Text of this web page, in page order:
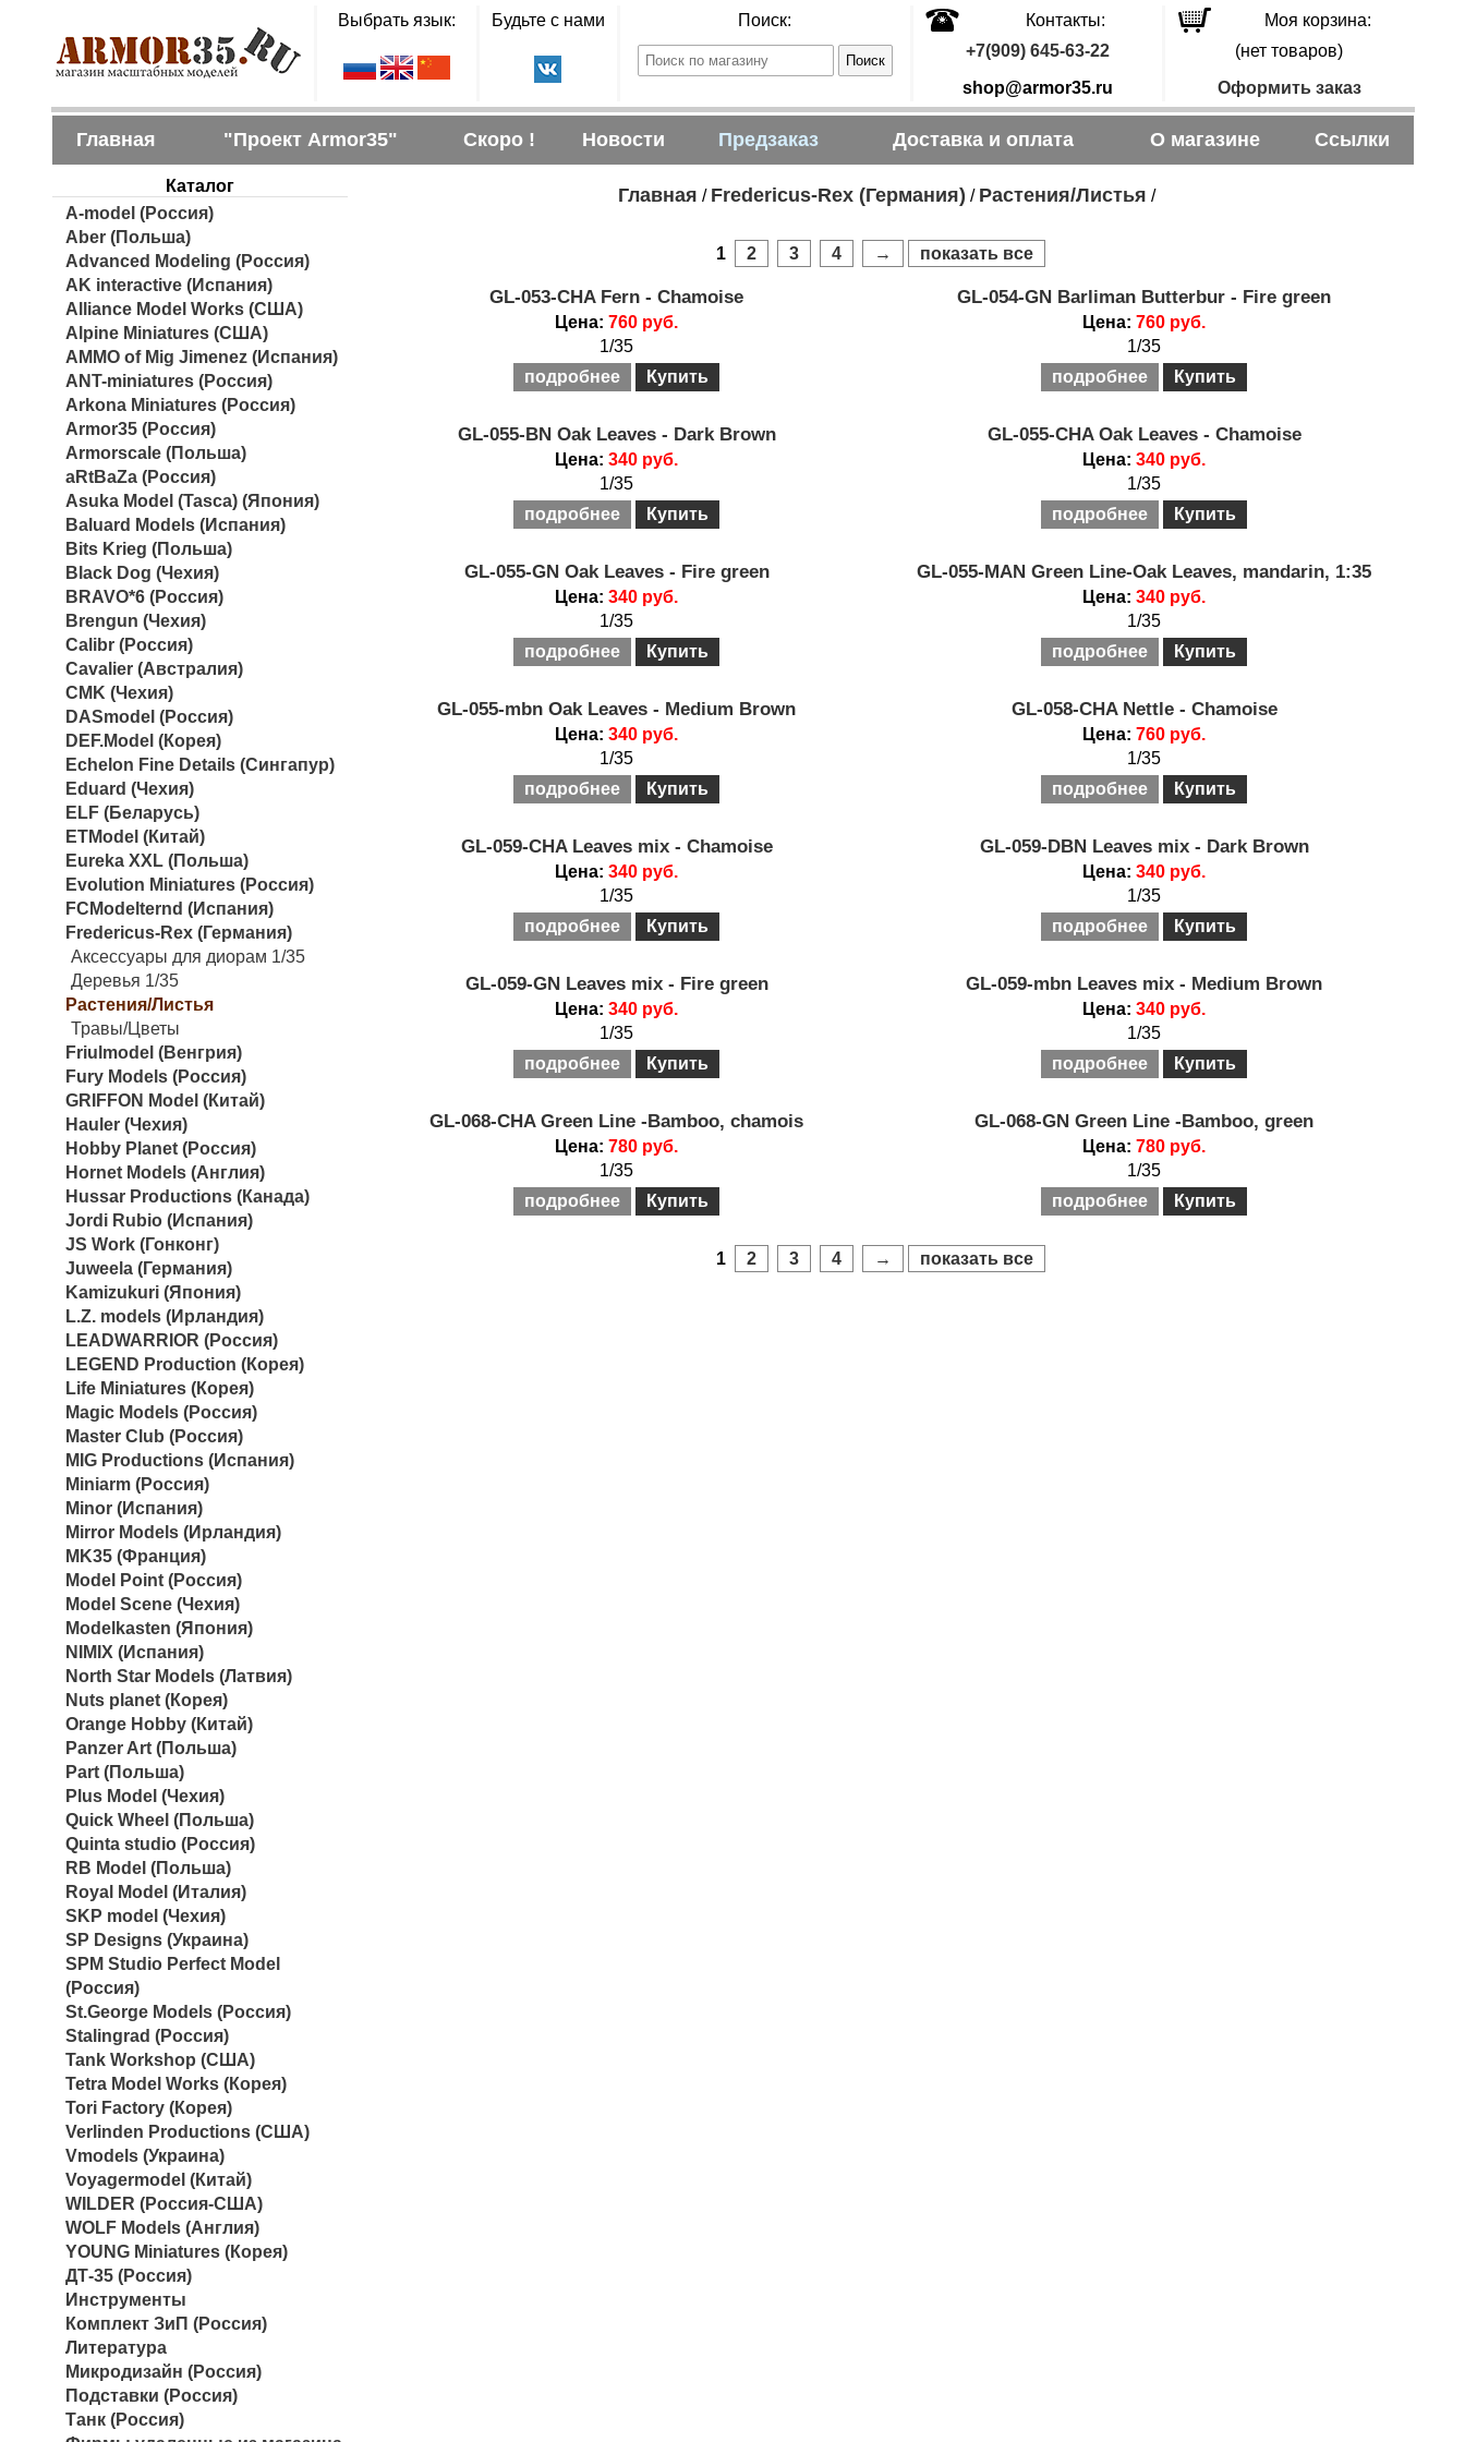
Выбрать язык: Будьте с нами Поиск: Контакты:
Моя корзина:
+7(909) 645-63-22
shop@armor35.ru
(нет товаров)
Оформить заказ
Главная "Проект Armor35" Скоро ! Новости Предзаказ Доставка и оплата О магазине Ссылки
Каталог
A-model (Россия)
Aber (Польша)
Advanced Modeling (Россия)
AK interactive (Испания)
Alliance Model Works (США)
Alpine Miniatures (США)
AMMO of Mig Jimenez (Испания)
ANT-miniatures (Россия)
Arkona Miniatures (Россия)
Armor35 (Россия)
Armorscale (Польша)
aRtBaZa (Россия)
Asuka Model (Tasca) (Япония)
Baluard Models (Испания)
Bits Krieg (Польша)
Black Dog (Чехия)
BRAVO*6 (Россия)
Brengun (Чехия)
Calibr (Россия)
Cavalier (Австралия)
CMK (Чехия)
DASmodel (Россия)
DEF.Model (Корея)
Echelon Fine Details (Сингапур)
Eduard (Чехия)
ELF (Беларусь)
ETModel (Китай)
Eureka XXL (Польша)
Evolution Miniatures (Россия)
FCModelternd (Испания)
Fredericus-Rex (Германия)
Аксессуары для диорам 1/35
Деревья 1/35
Растения/Листья
Травы/Цветы
Friulmodel (Венгрия)
Fury Models (Россия)
GRIFFON Model (Китай)
Hauler (Чехия)
Hobby Planet (Россия)
Hornet Models (Англия)
Hussar Productions (Канада)
Jordi Rubio (Испания)
JS Work (Гонконг)
Juweela (Германия)
Kamizukuri (Япония)
L.Z. models (Ирландия)
LEADWARRIOR (Россия)
LEGEND Production (Корея)
Life Miniatures (Корея)
Magic Models (Россия)
Master Club (Россия)
MIG Productions (Испания)
Miniarm (Россия)
Minor (Испания)
Mirror Models (Ирландия)
MK35 (Франция)
Model Point (Россия)
Model Scene (Чехия)
Modelkasten (Япония)
NIMIX (Испания)
North Star Models (Латвия)
Nuts planet (Корея)
Orange Hobby (Китай)
Panzer Art (Польша)
Part (Польша)
Plus Model (Чехия)
Quick Wheel (Польша)
Quinta studio (Россия)
RB Model (Польша)
Royal Model (Италия)
SKP model (Чехия)
SP Designs (Украина)
SPM Studio Perfect Model
(Россия)
St.George Models (Россия)
Stalingrad (Россия)
Tank Workshop (США)
Tetra Model Works (Корея)
Tori Factory (Корея)
Verlinden Productions (США)
Vmodels (Украина)
Voyagermodel (Китай)
WILDER (Россия-США)
WOLF Models (Англия)
YOUNG Miniatures (Корея)
ДТ-35 (Россия)
Инструменты
Комплект ЗиП (Россия)
Литература
Микродизайн (Россия)
Подставки (Россия)
Танк (Россия)
Главная / Fredericus-Rex (Германия) / Растения/Листья /
1 2 3 4 → показать все
GL-053-CHA Fern - Chamoise
Цена: 760 руб.
1/35
подробнее
Купить
GL-054-GN Barliman Butterbur - Fire green
Цена: 760 руб.
1/35
подробнее
Купить
GL-055-BN Oak Leaves - Dark Brown
Цена: 340 руб.
1/35
подробнее
Купить
GL-055-CHA Oak Leaves - Chamoise
Цена: 340 руб.
1/35
подробнее
Купить
GL-055-GN Oak Leaves - Fire green
Цена: 340 руб.
1/35
подробнее
Купить
GL-055-MAN Green Line-Oak Leaves, mandarin, 1:35
Цена: 340 руб.
1/35
подробнее
Купить
GL-055-mbn Oak Leaves - Medium Brown
Цена: 340 руб.
1/35
подробнее
Купить
GL-058-CHA Nettle - Chamoise
Цена: 760 руб.
1/35
подробнее
Купить
GL-059-CHA Leaves mix - Chamoise
Цена: 340 руб.
1/35
подробнее
Купить
GL-059-DBN Leaves mix - Dark Brown
Цена: 340 руб.
1/35
подробнее
Купить
GL-059-GN Leaves mix - Fire green
Цена: 340 руб.
1/35
подробнее
Купить
GL-059-mbn Leaves mix - Medium Brown
Цена: 340 руб.
1/35
подробнее
Купить
GL-068-CHA Green Line -Bamboo, chamois
Цена: 780 руб.
1/35
подробнее
Купить
GL-068-GN Green Line -Bamboo, green
Цена: 780 руб.
1/35
подробнее
Купить
1 2 3 4 → показать все